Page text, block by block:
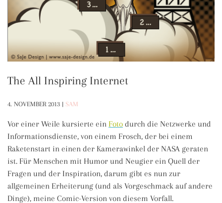
The All Inspiring Internet
4. NOVEMBER 2013 | SAM
Vor einer Weile kursierte ein Foto durch die Netzwerke und
Informationsdienste, von einem Frosch, der bei einem
Raketenstart in einen der Kamerawinkel der NASA geraten
ist. Für Menschen mit Humor und Neugier ein Quell der
Fragen und der Inspiration, darum gibt es nun zur
allgemeinen Erheiterung (und als Vorgeschmack auf andere
Dinge), meine Comic-Version von diesem Vorfall.